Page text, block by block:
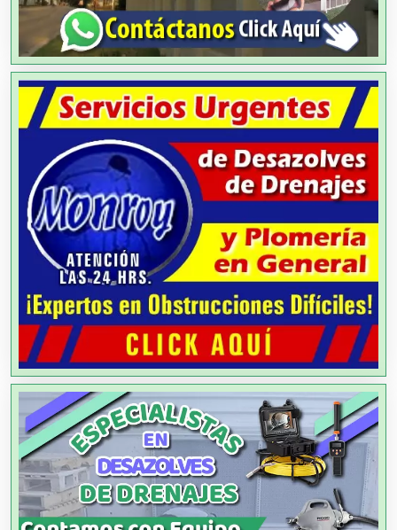
Agua Purificada
Aire Acondicionado
Alarmas
Albercas
Alimentos
Almacenaje
Alquiler de Autos
Alquiler de Equipos para Fiestas
Alquiler de Sillas y Mesas